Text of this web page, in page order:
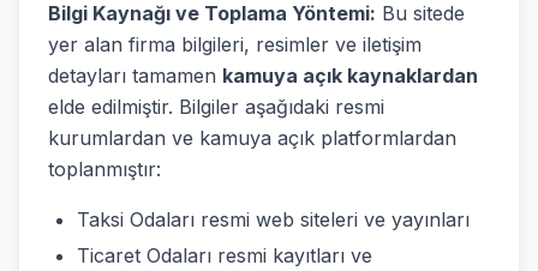
Bilgi Kaynağı ve Toplama Yöntemi: Bu sitede
yer alan firma bilgileri, resimler ve iletişim
detayları tamamen kamuya açık kaynaklardan
elde edilmiştir. Bilgiler aşağıdaki resmi
kurumlardan ve kamuya açık platformlardan
toplanmıştır:
Taksi Odaları resmi web siteleri ve yayınları
Ticaret Odaları resmi kayıtları ve